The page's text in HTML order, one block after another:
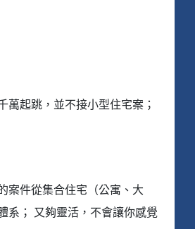
起跳，並不接小型住宅案；
案件從集合住宅（公寓、大
； 又夠靈活，不會讓你感覺